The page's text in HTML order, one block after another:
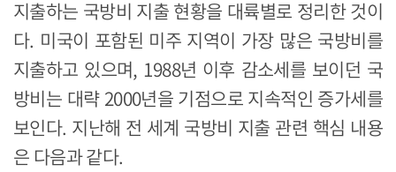
지출하는 국방비 지출 현황을 대륙별로 정리한 것이
다. 미국이 포함된 미주 지역이 가장 많은 국방비를
지출하고 있으며, 1988년 이후 감소세를 보이던 국
방비는 대략 2000년을 기점으로 지속적인 증가세를
보인다. 지난해 전 세계 국방비 지출 관련 핵심 내용
은 다음과 같다.